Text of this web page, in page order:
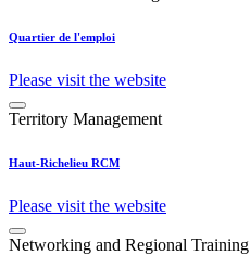
Quartier de l'emploi
Please visit the website
Territory Management
Haut-Richelieu RCM
Please visit the website
Networking and Regional Training